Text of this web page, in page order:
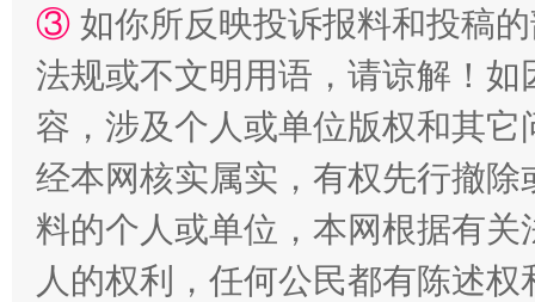
“蜀中异人”王建安的艺术幻境
③ 如你所反映投诉报料和投稿
法规或不文明用语，请谅解！
容，涉及个人或单位版权和其它
经本网核实属实，有权先行撤
料的个人或单位，本网根据有
人的权利，任何公民都有陈述